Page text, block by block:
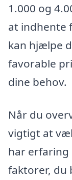
1.000 og
at indhente
kan hjælpe
favorable
dine behov.
Når du
vigtigt at
har erfaring
faktorer, du